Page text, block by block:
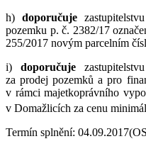
h) doporučuje
pozemku p. č. 2382/17
255/2017 novým parcelním
i) doporučuje
za prodej pozemků a pro
v rámci majetkoprávního
v Domažlicích za cenu
Termín splnění: